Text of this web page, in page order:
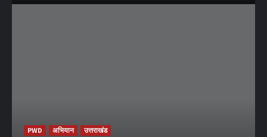
PWD अभियान उत्तराखंड